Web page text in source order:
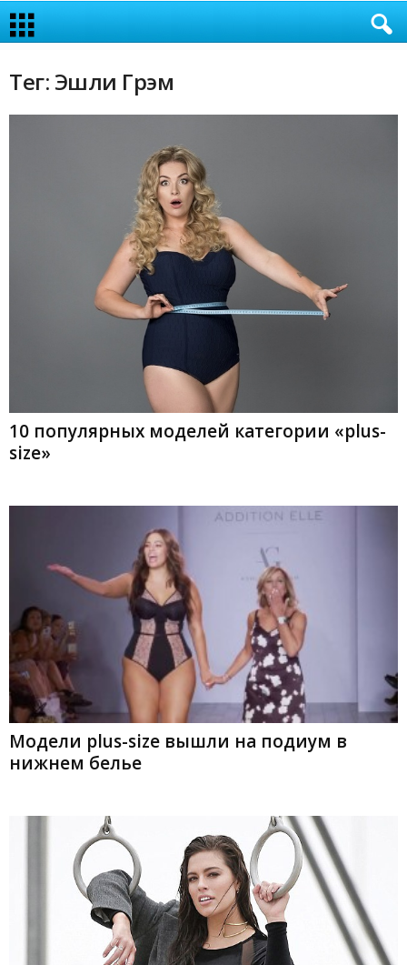
Тег: Эшли Грэм
10 популярных моделей категории «plus-
size»
Модели plus-size вышли на подиум в
нижнем белье